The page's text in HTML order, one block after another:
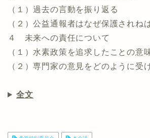
（１）過去の言動を振り返る
（２）公益通報者はなぜ保護されね
４ 未来への責任について
（１）水素政策を追求したことの意
（２）専門家の意見をどのように受
全文